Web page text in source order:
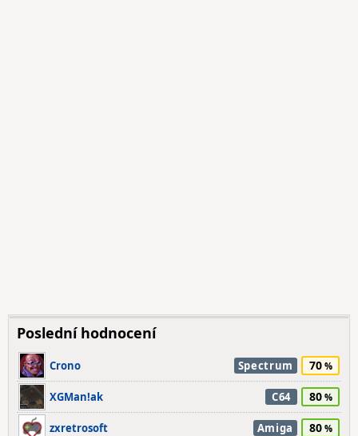
Poslední hodnocení
Crono Spectrum 70
XGMan!ak C64 80
zxretrosoft Amiga 80